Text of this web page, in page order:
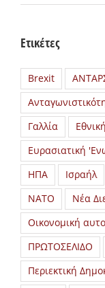
Ετικέτες
Brexit
Γαλλία
Ευρασιατική
ΗΠΑ
Ισραήλ
ΝΑΤΟ
Νέα
Οικονομική
ΠΡΩΤΟΣΕΛΙΔΟ
Περιεκτική